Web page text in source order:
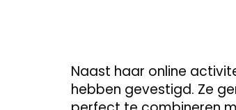
Naast haar online
hebben gevestigd. Ze